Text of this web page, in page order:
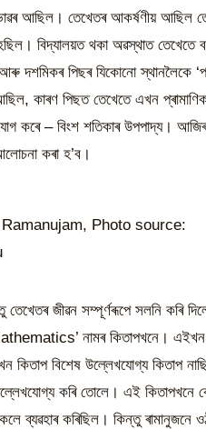
আছিল। তেখেতৰ আকৰ্ষণীয় আছিল
বিদ্যালয়ত থকা অৱস্থাত
দশমিকৰ পিছৰ যিকোনো স্থানলৈকে
কাৰণ পিছত তেখেতে এখন
কৰে – বিংশ শতিকাৰ উপপাদ্য।
কৰা হ’ব।
Photo source:
তেখেতৰ জীৱন সম্পূৰ্ণৰূপে সলনি
নামৰ কিতাপখনে। এইখন
কিতাপ বিশেষ উল্লেখযোগ্য কিতাপ
কৰি তোলে। এই কিতাপখনে
ব্যৱহাৰ কৰিছিল। কিন্তু ৰামানুজনে